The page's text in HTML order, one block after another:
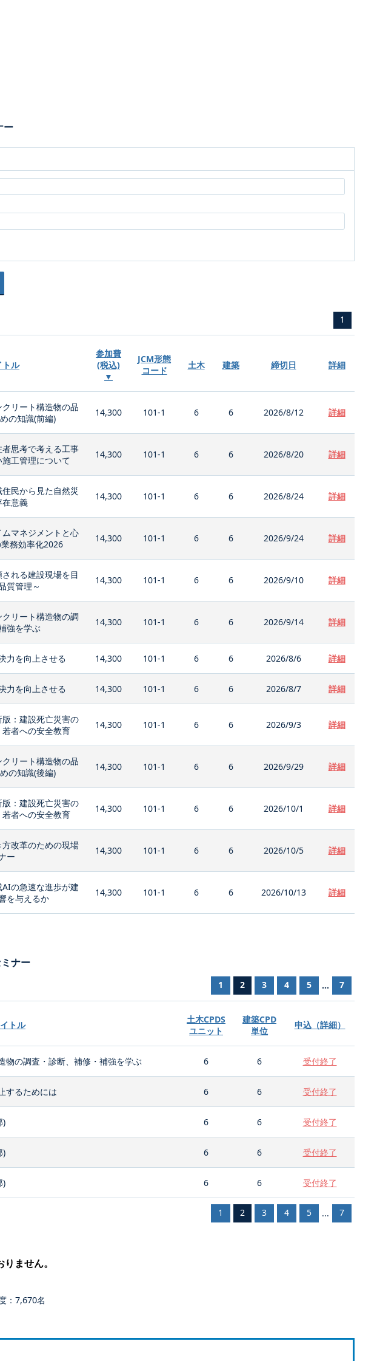
ー
1
トル
参加費
(税込)
▼
JCM形態
コード
土木 建築 締切日 詳細
クリート構造物の品
の知識(前編)
14,300 101-1 6 6 2026/8/12 詳細
者思考で考える工事
工管理について
14,300 101-1 6 6 2026/8/20 詳細
住民から見た自然災
在意義
14,300 101-1 6 6 2026/8/24 詳細
ムマネジメントと心
務効率化2026
14,300 101-1 6 6 2026/9/24 詳細
される建設現場を目
質管理～
14,300 101-1 6 6 2026/9/10 詳細
クリート構造物の調
強を学ぶ
14,300 101-1 6 6 2026/9/14 詳細
力を向上させる 14,300 101-1 6 6 2026/8/6 詳細
力を向上させる 14,300 101-1 6 6 2026/8/7 詳細
版：建設死亡災害の
者への安全教育
14,300 101-1 6 6 2026/9/3 詳細
クリート構造物の品
の知識(後編)
14,300 101-1 6 6 2026/9/29 詳細
版：建設死亡災害の
者への安全教育
14,300 101-1 6 6 2026/10/1 詳細
方改革のための現場
ー
14,300 101-1 6 6 2026/10/5 詳細
AIの急速な進歩が建
を与えるか
14,300 101-1 6 6 2026/10/13 詳細
ナー
1 2 3 4 5 ... 7
トル
土木CPDS
ユニット
建築CPD
単位
申込（詳細）
物の調査・診断、補修・補強を学ぶ 6 6 受付終了
するためには 6 6 受付終了
) 6 6 受付終了
) 6 6 受付終了
) 6 6 受付終了
1 2 3 4 5 ... 7
ません。
7,670名